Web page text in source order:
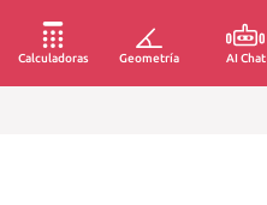
Calculadoras Geometría AI Chat